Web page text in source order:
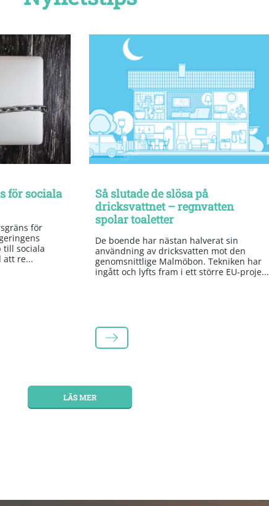
för sociala
för
till sociala
att re...
Så slutade de slösa på
dricksvattnet – regnvatten
spolar toaletter
De boende har nästan halverat sin
användning av dricksvatten mot den
genomsnittlige Malmöbon. Tekniken har
ingått och lyfts fram i ett större EU-proje...
LÄS MER
LÄS MER